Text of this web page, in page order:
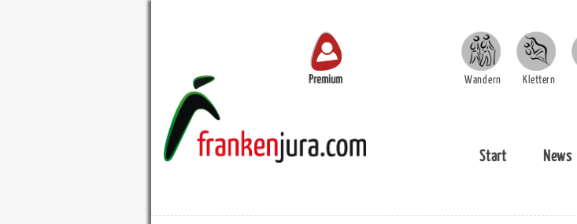
Premium Wandern Klettern
Start News